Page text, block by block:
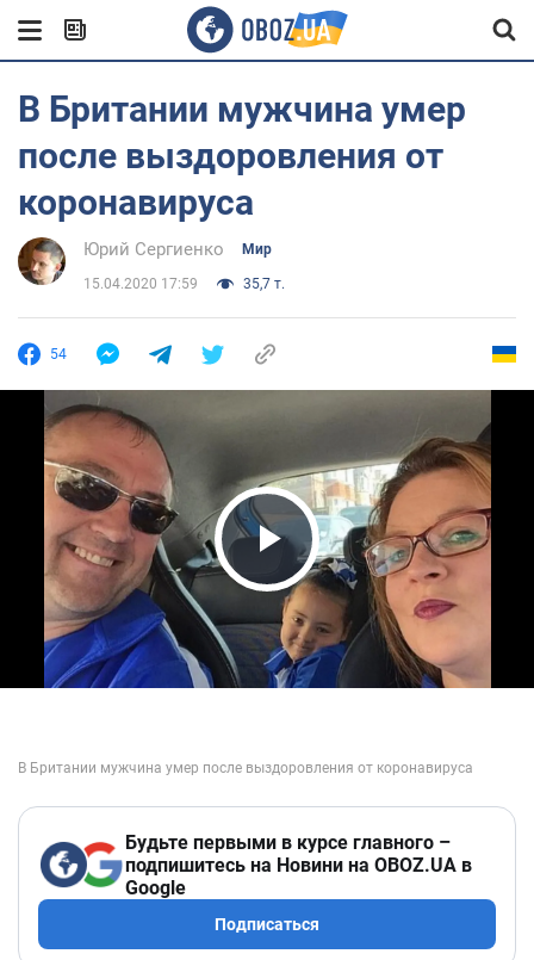
В Британии мужчина умер
после выздоровления от
коронавируса
Юрий Сергиенко Мир
15.04.2020 17:59 35,7 т.
54
Play Video
Будьте первыми в курсе главного –
подпишитесь на Новини на OBOZ.UA в
Google
Подписаться